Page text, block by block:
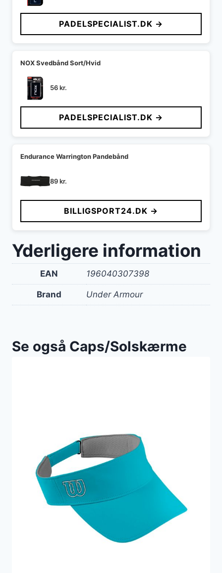
PADELSPECIALIST.DK →
NOX Svedbånd Sort/Hvid
56kr.
PADELSPECIALIST.DK →
Endurance Warrington Pandebånd
89kr.
BILLIGSPORT24.DK →
Yderligere information
EAN 196040307398
Brand Under Armour
Se også Caps/Solskærme